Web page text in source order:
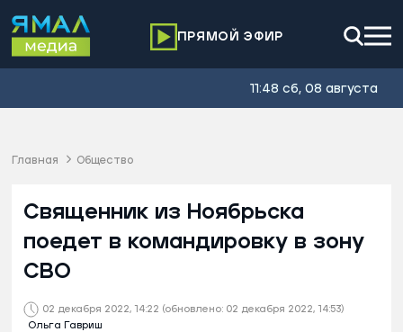
ПРЯМОЙ ЭФИР
11:48 сб, 08 августа
Главная Общество
02 декабря 2022, 14:22 (обновлено: 02 декабря 2022, 14:53)
Ольга Гавриш
Священник из Ноябрьска
поедет в командировку в зону
СВО